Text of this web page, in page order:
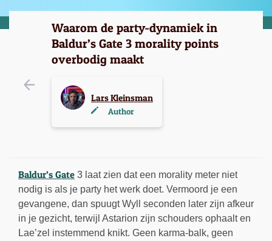
Waarom de party-dynamiek in
Baldur’s Gate 3 morality points
overbodig maakt
Lars Kleinsman
Author
Baldur’s Gate 3 laat zien dat een morality meter niet
nodig is als je party het werk doet. Vermoord je een
gevangene, dan spuugt Wyll seconden later zijn afkeur
in je gezicht, terwijl Astarion zijn schouders ophaalt en
Lae’zel instemmend knikt. Geen karma-balk, geen